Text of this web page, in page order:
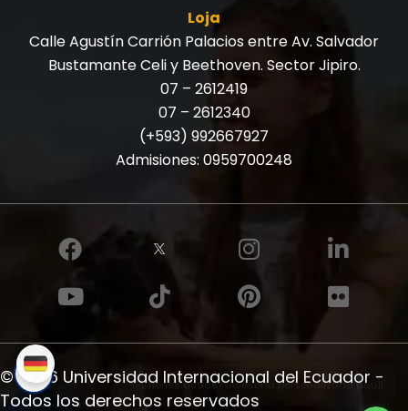
Loja
Calle Agustín Carrión Palacios entre Av. Salvador
Bustamante Celi y Beethoven. Sector Jipiro.
07 – 2612419
07 – 2612340
(+593) 992667927
Admisiones: 0959700248
© 2026 Universidad Internacional del Ecuador -
Todos los derechos reservados
✨ ¿Tienes dudas? ¡Asesoría personalizada aquí!